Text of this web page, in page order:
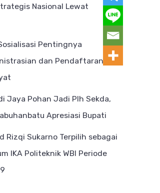
Nasional Lewat
Pentingnya
dan Pendaftaran
Jaya Pohan Jadi Plh Sekda,
Apresiasi Bupati
Rizqi Sukarno Terpilih sebagai
IKA Politeknik WBI Periode